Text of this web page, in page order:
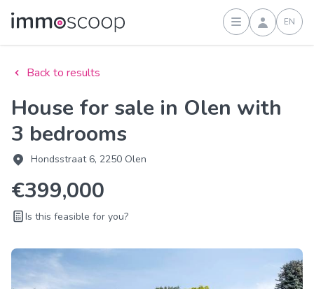
Sign inEN
Back to results
House for sale in Olen with
3 bedrooms
Hondsstraat 6, 2250 Olen
€399,000
Is this feasible for you?